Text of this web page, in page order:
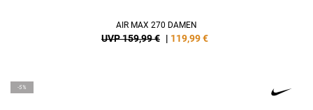
AIR MAX 270 DAMEN
UVP 159,99 € | 119,99€
-5%